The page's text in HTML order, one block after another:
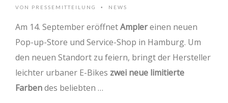
VON PRESSEMITTEILUNG • NEWS
Am 14. September eröffnetAmplereinen neuen
Pop-up-Store und Service-Shop in Hamburg. Um
den neuen Standort zu feiern, bringt der Hersteller
leichter urbaner E-Bikes zwei neue limitierte
Farbendes beliebten …